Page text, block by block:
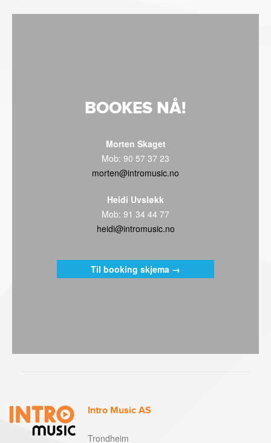
BOOKES NÅ!
Morten Skaget
Mob: 90 57 37 23
morten@intromusic.no
Heidi Uvsløkk
Mob: 91 34 44 77
heidi@intromusic.no
Til booking skjema →
Intro Music AS
Trondheim